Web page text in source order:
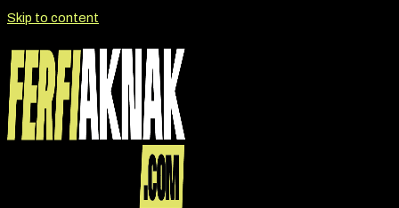
Skip to content